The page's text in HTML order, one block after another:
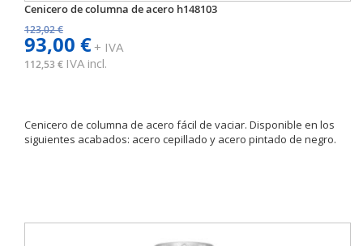
Cenicero de columna de acero h148103
123,02 €
93,00 €+ IVA
112,53 € IVA incl.
Cenicero de columna de acero fácil de vaciar. Disponible en los
siguientes acabados: acero cepillado y acero pintado de negro.